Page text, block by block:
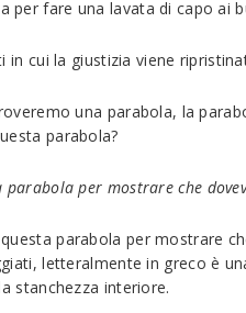
per fare una lavata di capo ai
in cui la giustizia viene
una parabola, la
parabola?
parabola per mostrare che
parabola per mostrare
letteralmente in greco è
stanchezza interiore.